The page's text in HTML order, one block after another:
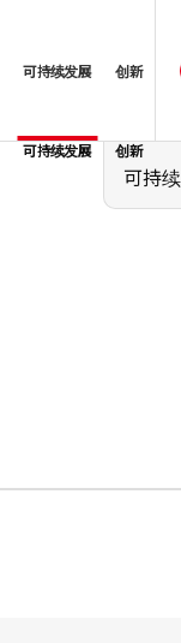
可持续发展
可持续发展
创新
创新
可持